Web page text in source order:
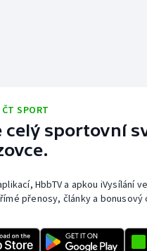
SPORT
celý sportovní
HbbTV a apkou iVysílání
přenosy, články a bonusový